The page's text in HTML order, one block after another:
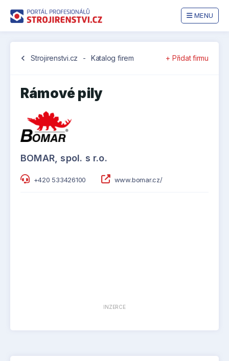
MENU
chevron_left Strojirenstvi.cz - Katalog firem + Přidat firmu
Rámové pily
BOMAR, spol. s r.o.
+420 533426100 www.bomar.cz/
INZERCE